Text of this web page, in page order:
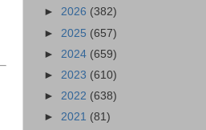
► 2026 (382)
► 2025 (657)
► 2024 (659)
► 2023 (610)
► 2022 (638)
► 2021 (81)